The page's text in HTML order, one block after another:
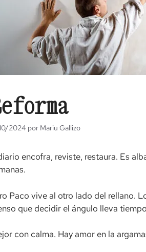
2024 por Mariu Gallizo
encofra, reviste, restaura. Es
Paco vive al otro lado del rellano.
que decidir el ángulo lleva
con calma. Hay amor en la